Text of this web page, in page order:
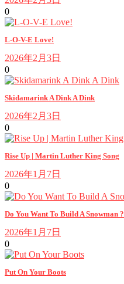
0
L-O-V-E Love!
2026年2月3日
0
Skidamarink A Dink A Dink
2026年2月3日
0
Rise Up | Martin Luther King Song
2026年1月7日
0
Do You Want To Build A Snowman ?
2026年1月7日
0
Put On Your Boots